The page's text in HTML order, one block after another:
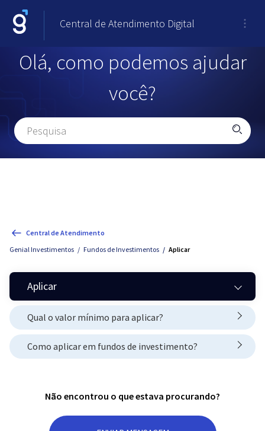
Central de Atendimento Digital
Olá, como podemos ajudar
você?
Central de Atendimento
Genial Investimentos
Fundos de Investimentos Aplicar
Aplicar
Qual o valor mínimo para aplicar?
Como aplicar em fundos de investimento?
Não encontrou o que estava procurando?